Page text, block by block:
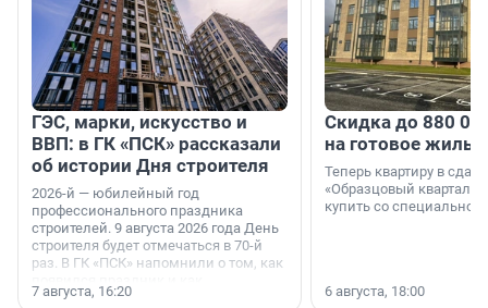
ГЭС, марки, искусство и
ВВП: в ГК «ПСК» рассказали
об истории Дня строителя
2026-й — юбилейный год
профессионального праздника
строителей. 9 августа 2026 года День
строителя будет отмечаться в 70-й
раз. В ГК «ПСК» напомнили о том, как
поменялась роль строительства.
7 августа, 16:20
Скидка до 880
на готовое
Теперь квартиру в
«Образцовый квартал
купить со специальной
6 августа, 18:00